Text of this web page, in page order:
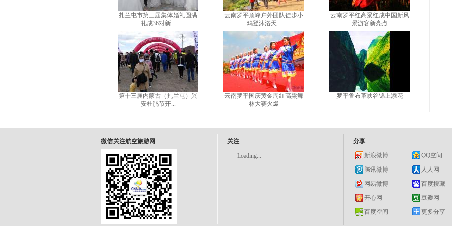
扎兰屯市第三届集体婚礼圆满
礼成36对新...
第十三届内蒙古（扎兰屯）兴
安杜鹃节开...
云南罗平顶峰户外团队徒步小
鸡登沐浴天...
云南罗平国庆黄金周红高粱舞
林大赛火爆
云南罗平红高粱红成中国新风
景游客新亮点
罗平鲁布革峡谷锦上添花
微信关注航空旅游网 关注
Loading...
分享
新浪微博
QQ空间
腾讯微博
人人网
网易微博
百度搜藏
开心网
豆瓣网
百度空间
更多分享